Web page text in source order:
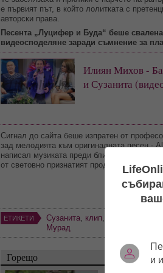
е първият път, в който лолитката с
авторски права.
Песента „Луцифер и Буда“ беше
видеосподеляне заради съмнение за
Илиян Михов -
и Сузанита
Сигнал до сайта беше изпратен от
зад мелодията към оригиналната песен -
написал музиката преди близо 40 години, а
от световно признатият продуцент Том
ЕТИКЕТИ Сузанита, клип,
Мурад
Горещо
и